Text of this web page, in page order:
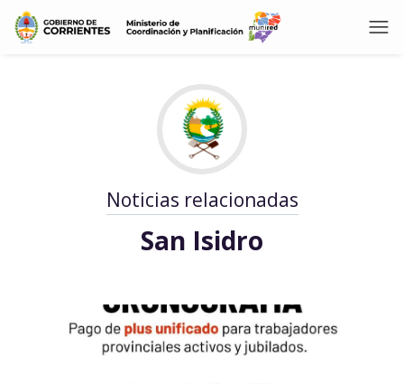
Noticias relacionadas
San Isidro